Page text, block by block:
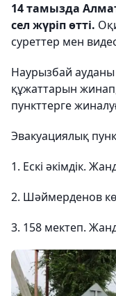
14 тамызда
сел жүріп өтті.
суреттер мен
Наурызбай
құжаттарын
пункттерге
Эвакуациялық
1. Ескі әкімдік.
2. Шәймерденов
3. 158 мектеп.